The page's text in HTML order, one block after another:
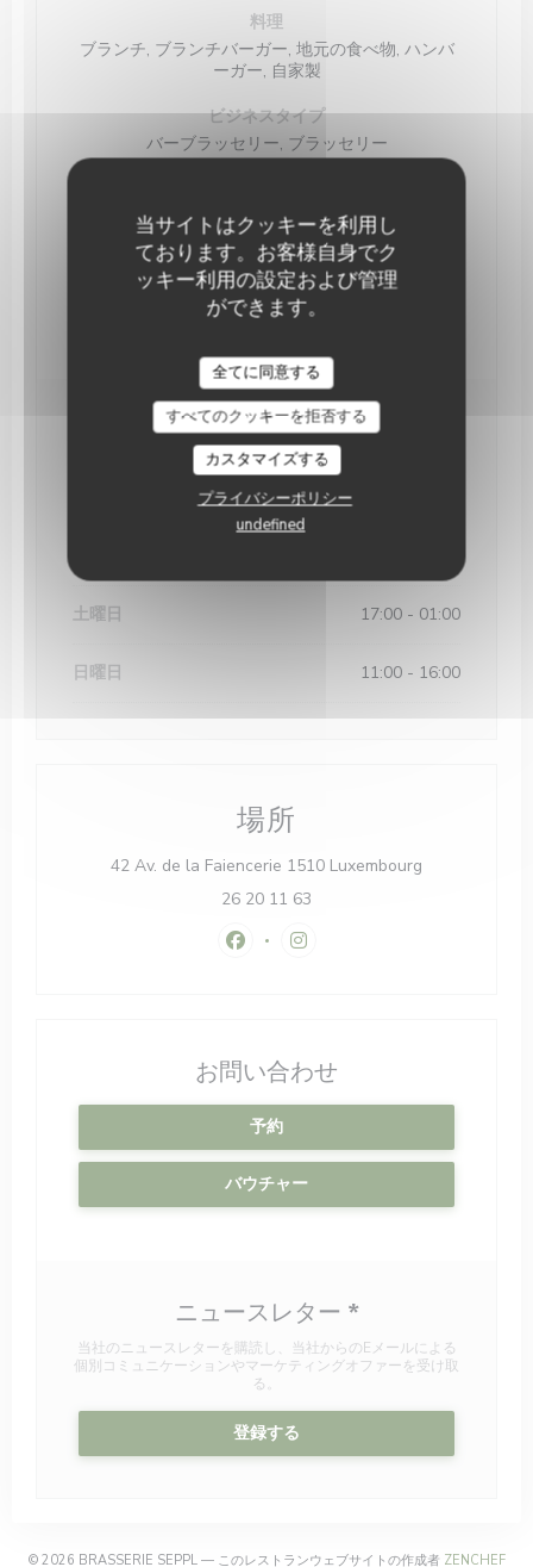
当サイトはクッキーを利用し
ております。お客様自身でク
ッキー利用の設定および管理
ができます。
全てに同意する
すべてのクッキーを拒否する
カスタマイズする
プライバシーポリシー
undefined
料理
ブランチ, ブランチバーガー, 地元の食べ物, ハンバ
ーガー, 自家製
ビジネスタイプ
バーブラッセリー, ブラッセリー
個室, イベント企画, ワークイベント, レセプション
ルーム, 貸し切り, Wi-Fi, テラス
ご利用可能なお支払い方法
レストランチケット, ユーロカード /マスターカード,
営業時間
11:30 - 14:30 •
土曜日 17:00 - 01:00
日曜日 11:00 - 16:00
場所
42 Av. de la Faiencerie 1510 Luxembourg
26 20 11 63
Facebook ((新しいウィンドウで開
Instagram ((新しいウィン
お問い合わせ
予約
バウチャー
ニュースレター *
当社のニュースレターを購読し、当社からのEメールによる
個別コミュニケーションやマーケティングオファーを受け取
る。
登録する
© 2026 BRASSERIE SEPPL — このレストランウェブサイトの作成者 ZENCHEF((新